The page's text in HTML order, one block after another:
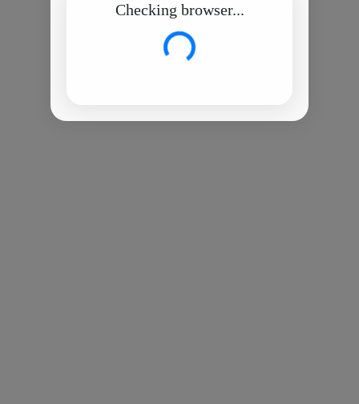
Checking browser...